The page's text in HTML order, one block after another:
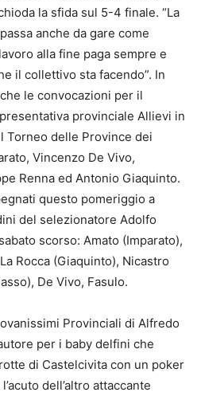
la sfida sul 5-4 finale. “La
anche da gare come
alla fine paga sempre e
il collettivo sta facendo”. In
le convocazioni per il
provinciale Allievi in
Torneo delle Province dei
Vincenzo De Vivo,
Renna ed Antonio Giaquinto.
questo pomeriggio a
del selezionatore Adolfo
scorso: Amato (Imparato),
Rocca (Giaquinto), Nicastro
De Vivo, Fasulo.
Provinciali di Alfredo
per i baby delfini che
di Castelcivita con un poker
dell’altro attaccante